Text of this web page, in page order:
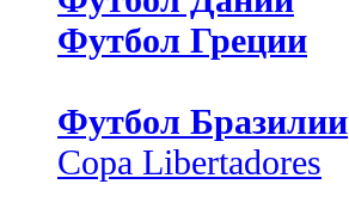
Футбол Греции
Футбол Бразилии
Copa Libertadores